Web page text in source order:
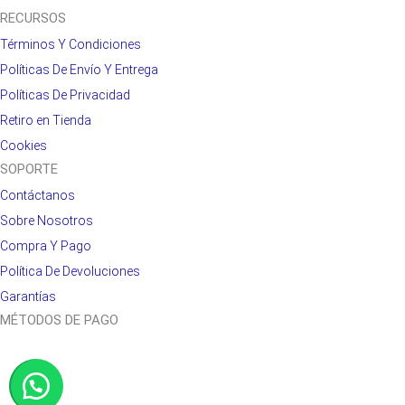
RECURSOS
Términos Y Condiciones
Políticas De Envío Y Entrega
Políticas De Privacidad
Retiro en Tienda
Cookies
SOPORTE
Contáctanos
Sobre Nosotros
Compra Y Pago
Política De Devoluciones
Garantías
MÉTODOS DE PAGO